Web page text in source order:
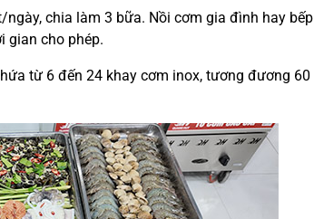
chia làm 3 bữa. Nồi cơm gia đình hay bếp
gian cho phép.
từ 6 đến 24 khay cơm inox, tương đương 60